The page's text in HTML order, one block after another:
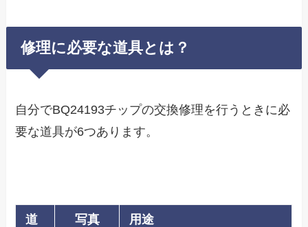
修理に必要な道具とは？
自分でBQ24193チップの交換修理を行うときに必
要な道具が6つあります。
道
写真 用途